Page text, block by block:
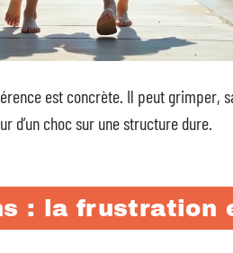
est concrète. Il peut grimper,
d’un choc sur une structure dure.
: la frustration